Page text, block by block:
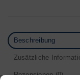
Beschreibung
Zusätzliche
Rezensionen (0)